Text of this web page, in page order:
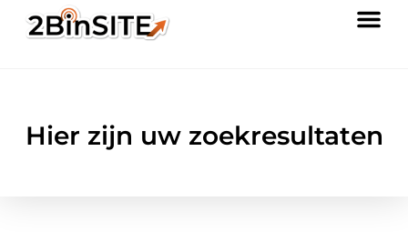
Hier zijn uw zoekresultaten